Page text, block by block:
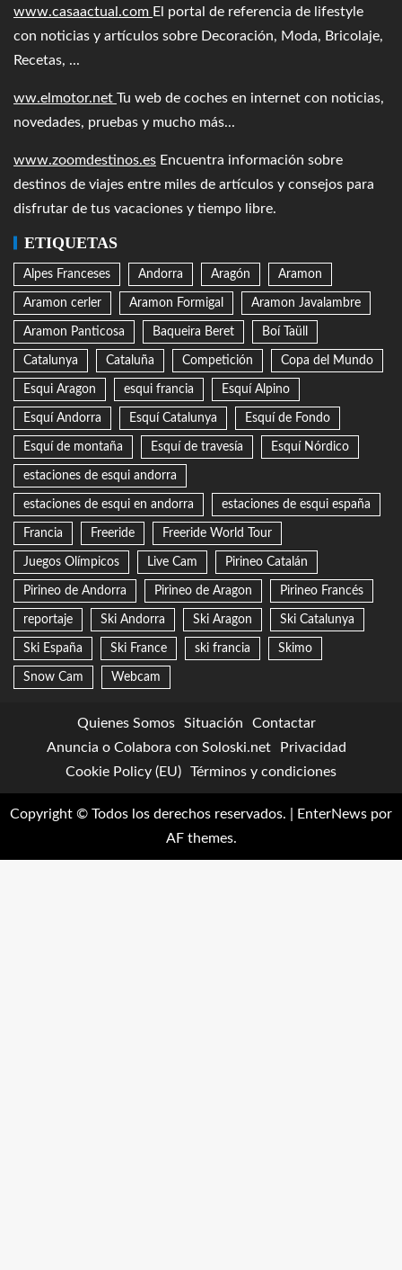
www.casaactual.com El portal de referencia de lifestyle
con noticias y artículos sobre Decoración, Moda, Bricolaje,
Recetas, ...
ww.elmotor.net Tu web de coches en internet con noticias,
novedades, pruebas y mucho más...
www.zoomdestinos.es Encuentra información sobre
destinos de viajes entre miles de artículos y consejos para
disfrutar de tus vacaciones y tiempo libre.
ETIQUETAS
Alpes Franceses Andorra Aragón Aramon
Aramon cerler Aramon Formigal Aramon Javalambre
Aramon Panticosa Baqueira Beret Boí Taüll
Catalunya Cataluña Competición Copa del Mundo
Esqui Aragon esqui francia Esquí Alpino
Esquí Andorra Esquí Catalunya Esquí de Fondo
Esquí de montaña Esquí de travesía Esquí Nórdico
estaciones de esqui andorra
estaciones de esqui en andorra estaciones de esqui españa
Francia Freeride Freeride World Tour
Juegos Olímpicos Live Cam Pirineo Catalán
Pirineo de Andorra Pirineo de Aragon Pirineo Francés
reportaje Ski Andorra Ski Aragon Ski Catalunya
Ski España Ski France ski francia Skimo
Snow Cam Webcam
Quienes Somos Situación
Contactar
Anuncia o Colabora con Soloski.net
Privacidad
Cookie Policy (EU)
Términos y condiciones
Copyright © Todos los derechos reservados. EnterNews por
AF themes.